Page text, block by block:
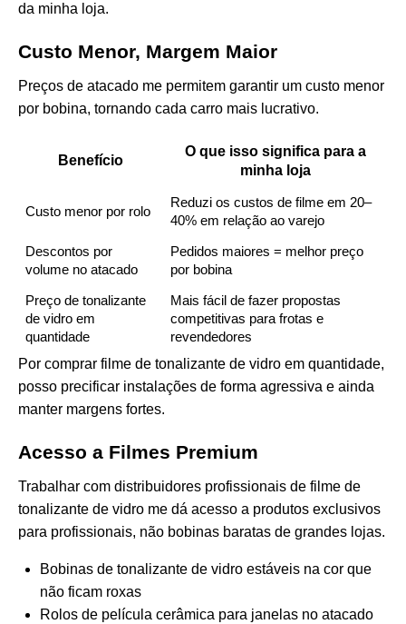
da minha loja.
Custo Menor, Margem Maior
Preços de atacado me permitem garantir um custo menor
por bobina, tornando cada carro mais lucrativo.
Benefício
O que isso significa para a
minha loja
Custo menor por rolo
Reduzi os custos de filme em 20–
40% em relação ao varejo
Descontos por
volume no atacado
Pedidos maiores = melhor preço
por bobina
Preço de tonalizante
de vidro em
quantidade
Mais fácil de fazer propostas
competitivas para frotas e
revendedores
Por comprar filme de tonalizante de vidro em quantidade,
posso precificar instalações de forma agressiva e ainda
manter margens fortes.
Acesso a Filmes Premium
Trabalhar com distribuidores profissionais de filme de
tonalizante de vidro me dá acesso a produtos exclusivos
para profissionais, não bobinas baratas de grandes lojas.
Bobinas de tonalizante de vidro estáveis na cor que
não ficam roxas
Rolos de película cerâmica para janelas no atacado